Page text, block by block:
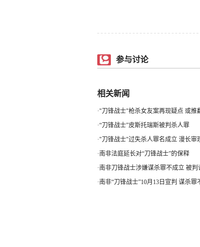
参与讨论
相关新闻
·"刀锋战士"枪杀女友案再现疑点 或推
·“刀锋战士”皮斯托瑞斯被判杀人罪
·"刀锋战士"过失杀人罪名成立 漫长审
·南非法庭延长对“刀锋战士”的保释
·南非刀锋战士涉嫌谋杀罪不成立 被判
·南非“刀锋战士”10月13日宣判 谋杀罪